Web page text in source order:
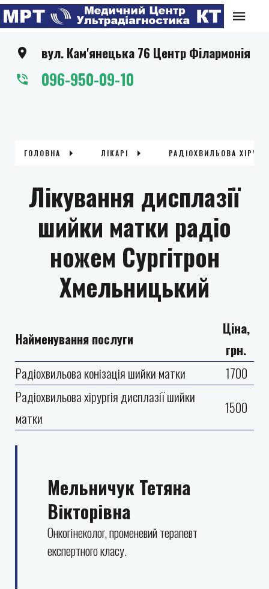
вул. Кам'янецька 76 Центр Філармонія
096-950-09-10
ГОЛОВНА ЛІКАРІ РАДІОХВИЛЬОВА
Лікування дисплазії
шийки матки радіо
ножем Сургітрон
Хмельницький
Найменування послуги
Ціна,
грн.
Радіохвильова конізація шийки матки
1700
Радіохвильова хірургія дисплазії шийки
матки
1500
Мельничук Тетяна
Вікторівна
Онкогінеколог, променевий терапевт
експертного класу.